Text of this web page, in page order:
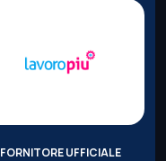
FORNITORE UFFICIALE